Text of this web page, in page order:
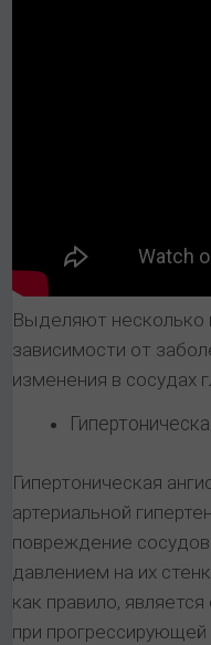
Выделяют несколько
зависимости от
изменения в сосудах
Гипертоническая
артериальной
повреждение
давлением на их
как правило,
при прогрессирующей